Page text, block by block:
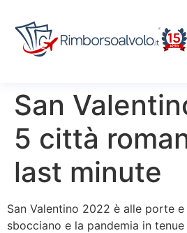
San
5 città
last minute
San Valentino 2022 è alle porte
sbocciano e la pandemia in